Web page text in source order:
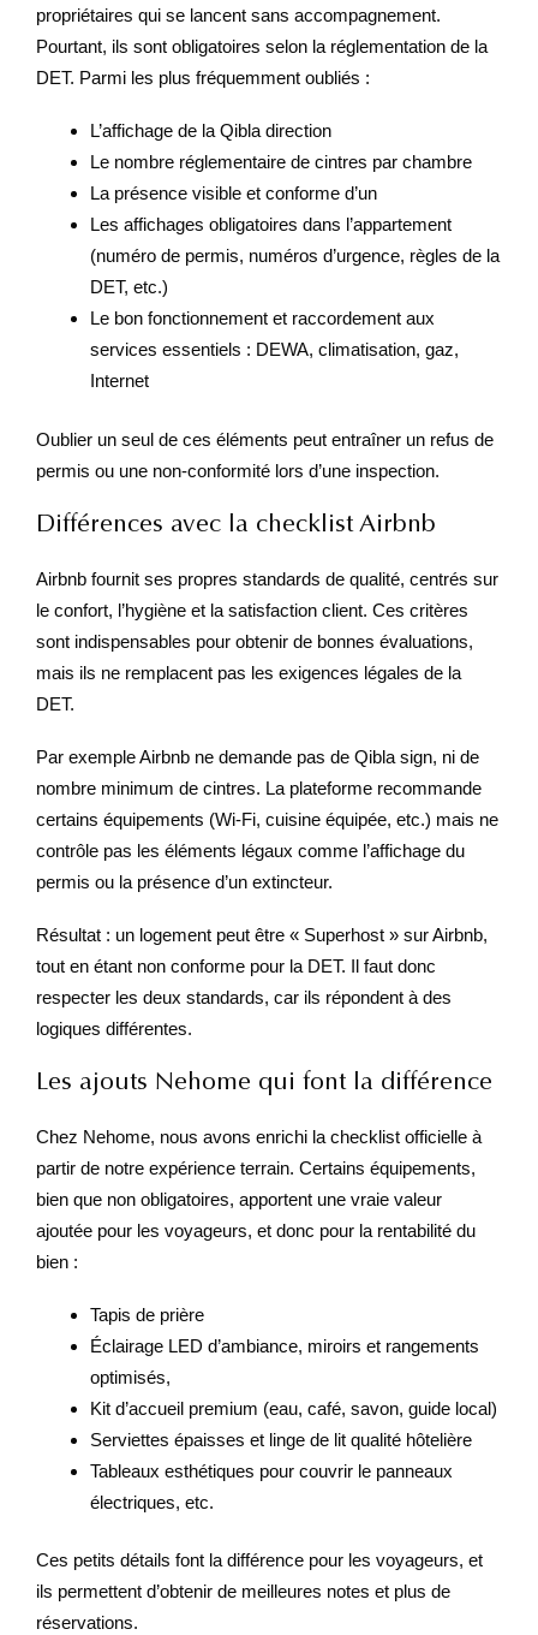
propriétaires qui se lancent sans accompagnement.
Pourtant, ils sont obligatoires selon la réglementation de la
DET. Parmi les plus fréquemment oubliés :
L’affichage de la Qibla direction
Le nombre réglementaire de cintres par chambre
La présence visible et conforme d’un
Les affichages obligatoires dans l’appartement
(numéro de permis, numéros d’urgence, règles de la
DET, etc.)
Le bon fonctionnement et raccordement aux
services essentiels : DEWA, climatisation, gaz,
Internet
Oublier un seul de ces éléments peut entraîner un refus de
permis ou une non-conformité lors d’une inspection.
Différences avec la checklist Airbnb
Airbnb fournit ses propres standards de qualité, centrés sur
le confort, l’hygiène et la satisfaction client. Ces critères
sont indispensables pour obtenir de bonnes évaluations,
mais ils ne remplacent pas les exigences légales de la
DET.
Par exemple Airbnb ne demande pas de Qibla sign, ni de
nombre minimum de cintres. La plateforme recommande
certains équipements (Wi-Fi, cuisine équipée, etc.) mais ne
contrôle pas les éléments légaux comme l’affichage du
permis ou la présence d’un extincteur.
Résultat : un logement peut être « Superhost » sur Airbnb,
tout en étant non conforme pour la DET. Il faut donc
respecter les deux standards, car ils répondent à des
logiques différentes.
Les ajouts Nehome qui font la différence
Chez Nehome, nous avons enrichi la checklist officielle à
partir de notre expérience terrain. Certains équipements,
bien que non obligatoires, apportent une vraie valeur
ajoutée pour les voyageurs, et donc pour la rentabilité du
bien :
Tapis de prière
Éclairage LED d’ambiance, miroirs et rangements
optimisés,
Kit d’accueil premium (eau, café, savon, guide local)
Serviettes épaisses et linge de lit qualité hôtelière
Tableaux esthétiques pour couvrir le panneaux
électriques, etc.
Ces petits détails font la différence pour les voyageurs, et
ils permettent d’obtenir de meilleures notes et plus de
réservations.